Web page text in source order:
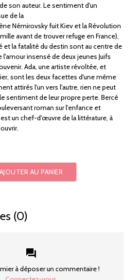
son auteur. Le sentiment d'un
de la
Némirovsky fuit Kiev et la Révolution
avant de trouver refuge en France),
et la fatalité du destin sont au centre de
insensé de deux jeunes Juifs
Ada, une artiste révoltée, et
sont les deux facettes d'une même
attirés l'un vers l'autre, rien ne peut
sentiment de leur propre perte. Bercé
roman sur l'enfance et
un chef-d'œuvre de la littérature, à
AJOUTER AU PANIER
(0)
forum
à déposer un commentaire !